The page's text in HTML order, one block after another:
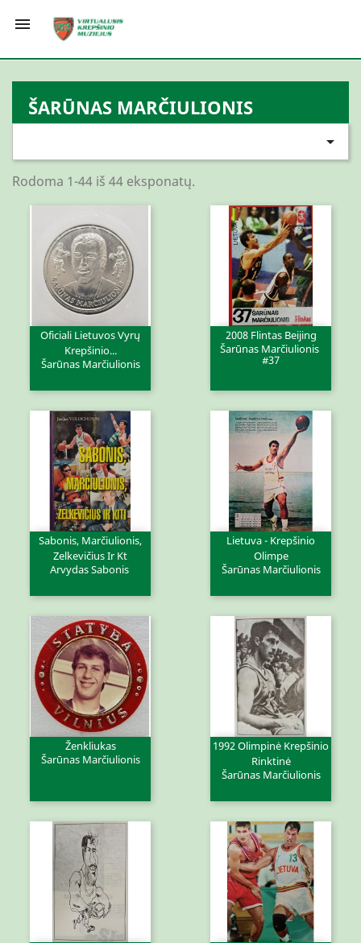

ŠARŪNAS MARČIULIONIS

Rodoma 1-44 iš 44 eksponatų.
Oficiali Lietuvos Vyrų
Krepšinio...
Šarūnas Marčiulionis
2008 Flintas Beijing
Šarūnas Marčiulionis
#37
Sabonis, Marčiulionis,
Zelkevičius Ir Kt
Arvydas Sabonis
Lietuva - Krepšinio
Olimpe
Šarūnas Marčiulionis
Ženkliukas
Šarūnas Marčiulionis
1992 Olimpinė Krepšinio
Rinktinė
Šarūnas Marčiulionis